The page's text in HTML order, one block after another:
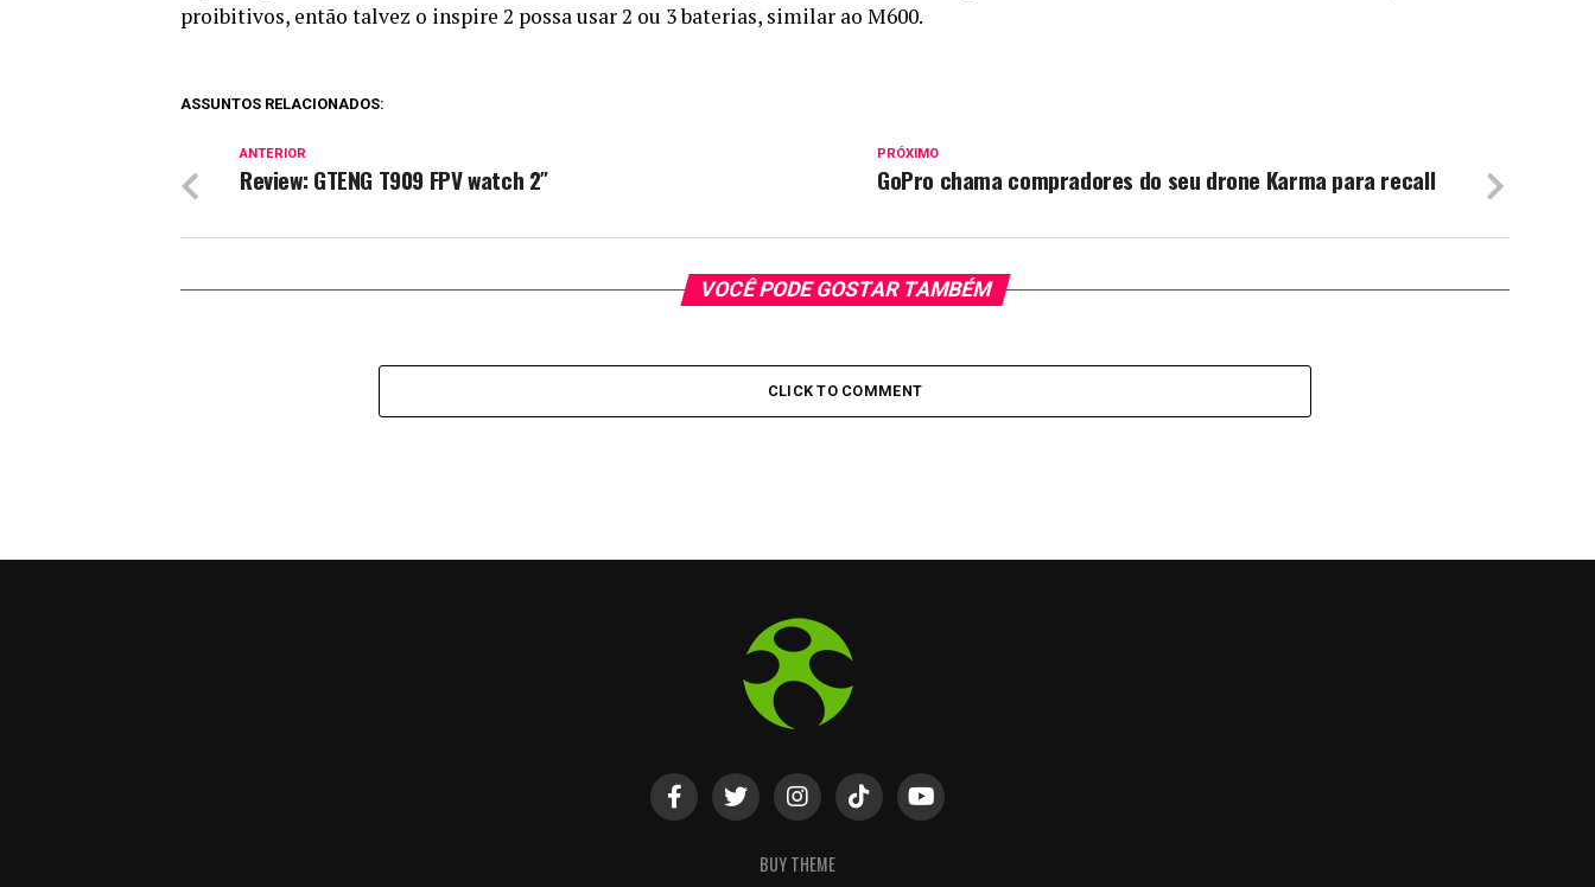
proibitivos, então talvez o inspire 2 possa usar 2 ou 3 baterias, similar ao M600.
ASSUNTOS RELACIONADOS:
PRÓXIMO
GoPro chama compradores do seu drone Karma para recall
ANTERIOR
Review: GTENG T909 FPV watch 2″
VOCÊ PODE GOSTAR TAMBÉM
CLICK TO COMMENT
BUY THEME